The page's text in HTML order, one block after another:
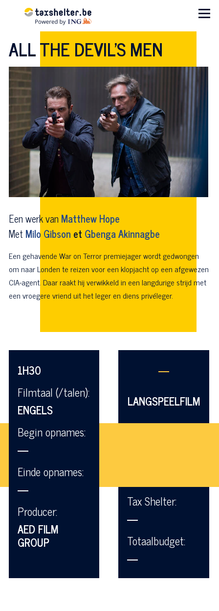
Overslaan en naar de inhoud gaan
Menu
ALL THE DEVIL'S MEN
Een werk van Matthew Hope
Met Milo Gibson et Gbenga Akinnagbe
Een gehavende War on Terror premiejager wordt gedwongen
om naar Londen te reizen voor een klopjacht op een afgewezen
CIA-agent. Daar raakt hij verwikkeld in een langdurige strijd met
een vroegere vriend uit het leger en diens privéleger.
1H30
Filmtaal (/talen):
ENGELS
Begin opnames:
—
Einde opnames:
—
Producer:
AED FILM
GROUP
—
LANGSPEELFILM
Tax Shelter:
—
Totaalbudget:
—